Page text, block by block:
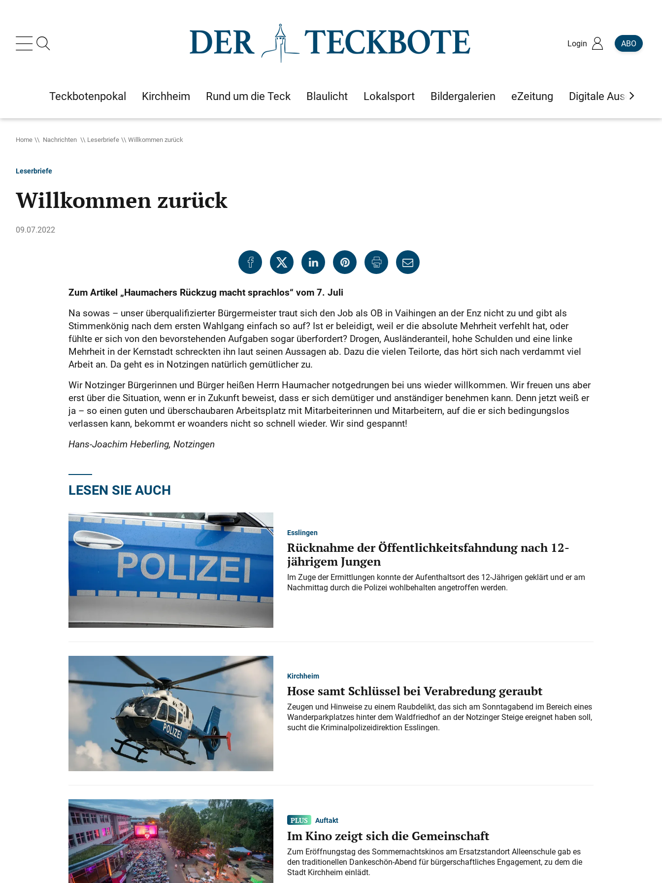
Login ABO
Teckbotenpokal Kirchheim Rund um die Teck Blaulicht Lokalsport Bildergalerien eZeitung Digitale Ausgaben
Home Nachrichten Leserbriefe Willkommen zurück
Leserbriefe
Willkommen zurück
09.07.2022
Zum Artikel „Haumachers Rückzug macht sprachlos“ vom 7. Juli
Na sowas – unser überqualifizierter Bürgermeister traut sich den Job als OB in Vaihingen an der Enz nicht zu und gibt als
Stimmenkönig nach dem ersten Wahlgang einfach so auf? Ist er beleidigt, weil er die absolute Mehrheit verfehlt hat, oder
fühlte er sich von den bevorstehenden Aufgaben sogar überfordert? Drogen, Ausländeranteil, hohe Schulden und eine linke
Mehrheit in der Kernstadt schreckten ihn laut seinen Aussagen ab. Dazu die vielen Teilorte, das hört sich nach verdammt viel
Arbeit an. Da geht es in Notzingen natürlich gemütlicher zu.
Wir Notzinger Bürgerinnen und Bürger heißen Herrn Haumacher notgedrungen bei uns wieder willkommen. Wir freuen uns aber
erst über die Situation, wenn er in Zukunft beweist, dass er sich demütiger und anständiger benehmen kann. Denn jetzt weiß er
ja – so einen guten und überschaubaren Arbeitsplatz mit Mitarbeiterinnen und Mitarbeitern, auf die er sich bedingungslos
verlassen kann, bekommt er woanders nicht so schnell wieder. Wir sind gespannt!
Hans-Joachim Heberling, Notzingen
LESEN SIE AUCH
Esslingen
Rücknahme der Öffentlichkeitsfahndung nach 12-
jährigem Jungen
Im Zuge der Ermittlungen konnte der Aufenthaltsort des 12-Jährigen geklärt und er am
Nachmittag durch die Polizei wohlbehalten angetroffen werden.
Kirchheim
Hose samt Schlüssel bei Verabredung geraubt
Zeugen und Hinweise zu einem Raubdelikt, das sich am Sonntagabend im Bereich eines
Wanderparkplatzes hinter dem Waldfriedhof an der Notzinger Steige ereignet haben soll,
sucht die Kriminalpolizeidirektion Esslingen.
Auftakt
Im Kino zeigt sich die Gemeinschaft
Zum Eröffnungstag des Sommernachtskinos am Ersatzstandort Alleenschule gab es
den traditionellen Dankeschön-Abend für bürgerschaftliches Engagement, zu dem die
Stadt Kirchheim einlädt.